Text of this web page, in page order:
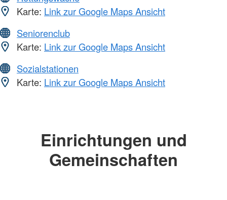
Karte: Link zur Google Maps Ansicht
Seniorenclub
Karte: Link zur Google Maps Ansicht
Sozialstationen
Karte: Link zur Google Maps Ansicht
Einrichtungen und
Gemeinschaften